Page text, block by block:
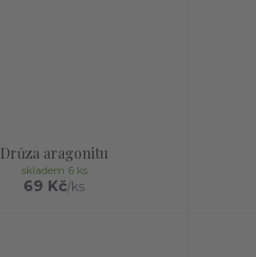
Drůza aragonitu
69 Kč/ks
skladem 6 ks